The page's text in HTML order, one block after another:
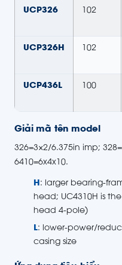
UCP326 102
UCP326H 102
UCP436L 100
Giải mã tên model
326=3×2/6.375in imp;
6410=6x4x10.
H: larger bearing-
head; UC4310H is
head 4-pole)
L: lower-power/
casing size